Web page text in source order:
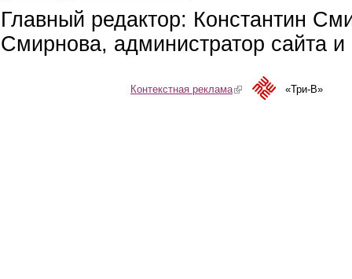
Главный редактор: Константин
Смирнова, администратор сайта
Контекстная реклама(link is external)«Три-В»